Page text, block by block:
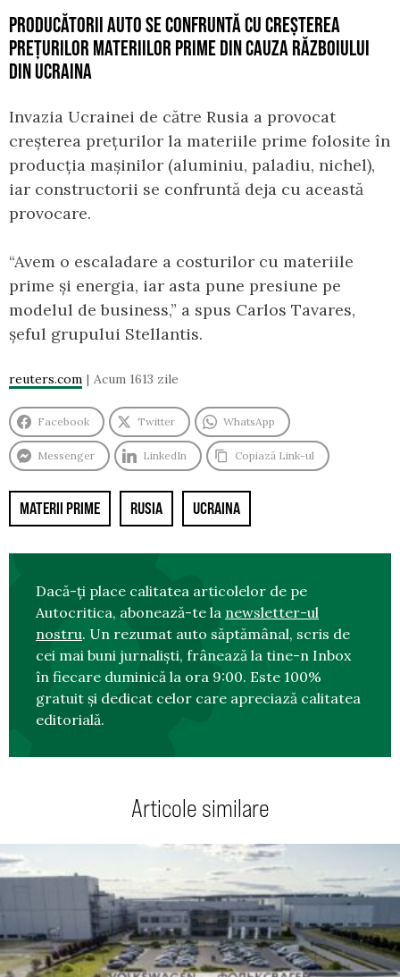
PRODUCĂTORII AUTO SE CONFRUNTĂ CU CREȘTEREA
PREȚURILOR MATERIILOR PRIME DIN CAUZA RĂZBOIULUI
DIN UCRAINA
Invazia Ucrainei de către Rusia a provocat
creșterea prețurilor la materiile prime folosite în
producția mașinilor (aluminiu, paladiu, nichel),
iar constructorii se confruntă deja cu această
provocare.
“Avem o escaladare a costurilor cu materiile
prime și energia, iar asta pune presiune pe
modelul de business,” a spus Carlos Tavares,
șeful grupului Stellantis.
reuters.com Acum 1613 zile
Facebook Twitter WhatsApp
Messenger LinkedIn Copiază Link-ul
MATERII PRIME RUSIA UCRAINA
Dacă-ți place calitatea articolelor de pe
Autocritica, abonează-te la newsletter-ul
nostru. Un rezumat auto săptămânal, scris de
cei mai buni jurnaliști, frânează la tine-n Inbox
în fiecare duminică la ora 9:00. Este 100%
gratuit și dedicat celor care apreciază calitatea
editorială.
Articole similare